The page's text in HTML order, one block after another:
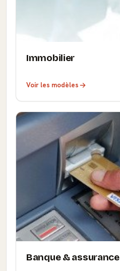
Immobilier
Voir les modèles
Banque & assurance